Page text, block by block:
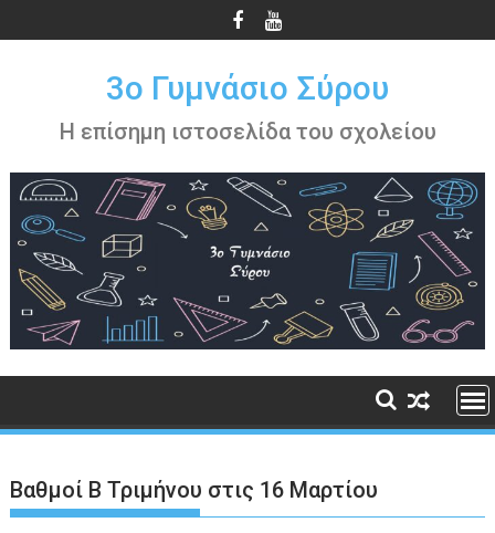
στο
3ο Γυμνάσιο Σύρου
Η επίσημη ιστοσελίδα του σχολείου
Βαθμοί Β Τριμήνου στις 16 Μαρτίου